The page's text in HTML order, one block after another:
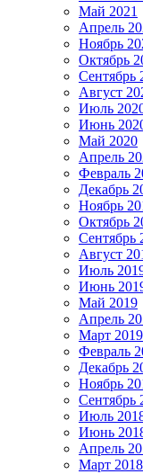
Май 2021
Апрель
Ноябрь
Октябрь
Сентябрь
Август
Июль
Июнь
Май 2020
Апрель
Февраль
Декабрь
Ноябрь
Октябрь
Сентябрь
Август
Июль
Июнь
Май 2019
Апрель
Март 2019
Февраль
Декабрь
Ноябрь
Сентябрь
Июль
Июнь
Апрель
Март 2018